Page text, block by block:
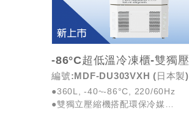
編號:MDF-DU303VXH (日本製)
●360L, -40~-86°C, 220/60Hz
●雙獨立壓縮機搭配環保冷媒